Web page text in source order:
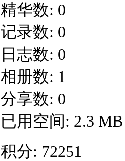
精华数: 0
记录数: 0
日志数: 0
相册数: 1
分享数: 0
已用空间: 2.3 MB
积分: 72251